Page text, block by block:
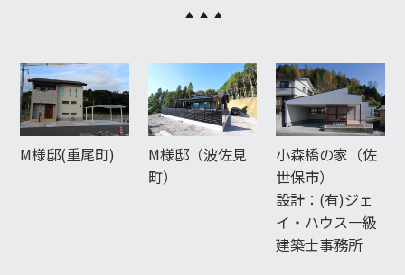
M様邸(重尾町)
M様邸（波佐見
町）
小森橋の家（佐
世保市）
設計：(有)ジェ
イ・ハウス一級
建築士事務所